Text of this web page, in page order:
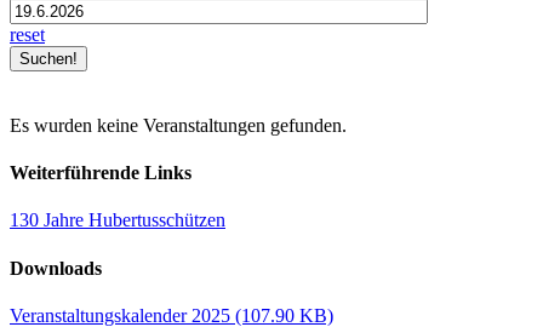
reset
Es wurden keine Veranstaltungen gefunden.
Weiterführende Links
130 Jahre Hubertusschützen
Downloads
Veranstaltungskalender 2025 (107.90 KB)